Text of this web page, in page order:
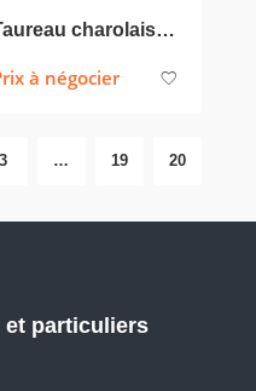
Taureau charolais de 4 ans
à négocier
3 … 19 20
et particuliers